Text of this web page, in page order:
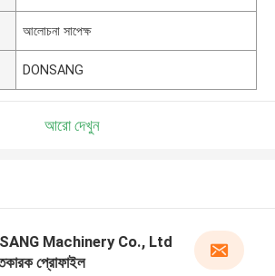
আলোচনা সাপেক্ষ
DONSANG
আরো দেখুন
Machinery Co., Ltd
প্রোফাইল